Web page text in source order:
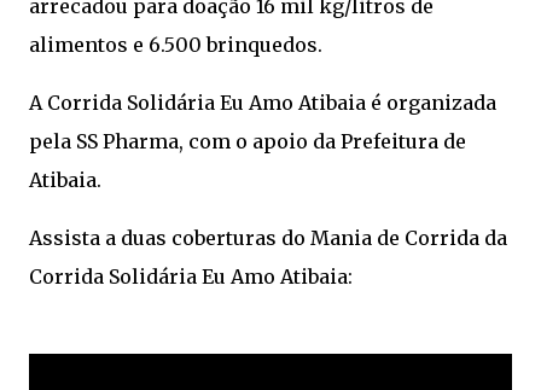
arrecadou para doação 16 mil kg/litros de
alimentos e 6.500 brinquedos.
A Corrida Solidária Eu Amo Atibaia é organizada
pela SS Pharma, com o apoio da Prefeitura de
Atibaia.
Assista a duas coberturas do Mania de Corrida da
Corrida Solidária Eu Amo Atibaia: